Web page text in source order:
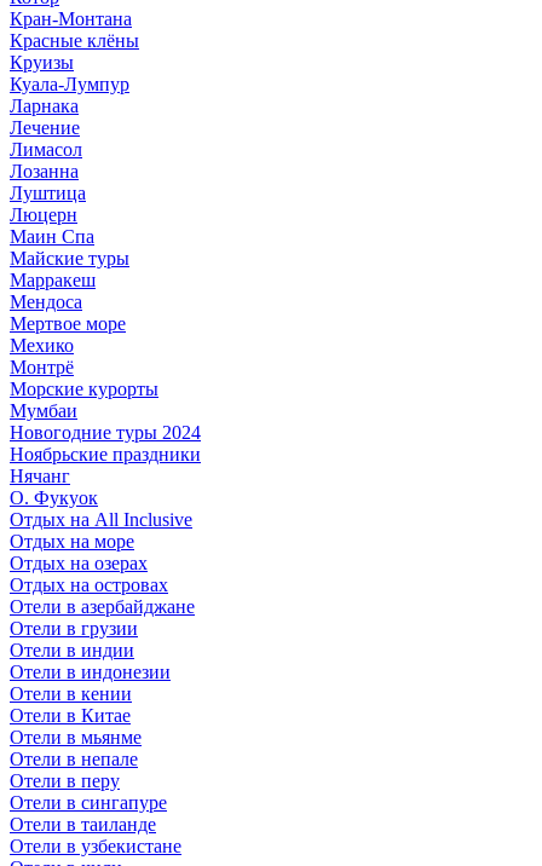
Кран-Монтана
Красные клёны
Круизы
Куала-Лумпур
Ларнака
Лечение
Лимасол
Лозанна
Луштица
Люцерн
Маин Спа
Майские туры
Марракеш
Мендоса
Мертвое море
Мехико
Монтрё
Морские курорты
Мумбаи
Новогодние туры 2024
Ноябрьские праздники
Нячанг
О. Фукуок
Отдых на All Inclusive
Отдых на море
Отдых на озерах
Отдых на островах
Отели в азербайджане
Отели в грузии
Отели в индии
Отели в индонезии
Отели в кении
Отели в Китае
Отели в мьянме
Отели в непале
Отели в перу
Отели в сингапуре
Отели в таиланде
Отели в узбекистане